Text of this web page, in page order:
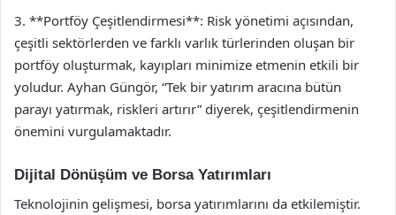
3. **Portföy Çeşitlendirmesi**: Risk yönetimi açısından,
çeşitli sektörlerden ve farklı varlık türlerinden oluşan bir
portföy oluşturmak, kayıpları minimize etmenin etkili bir
yoludur. Ayhan Güngör, “Tek bir yatırım aracına bütün
parayı yatırmak, riskleri artırır” diyerek, çeşitlendirmenin
önemini vurgulamaktadır.
Dijital Dönüşüm ve Borsa Yatırımları
Teknolojinin gelişmesi, borsa yatırımlarını da etkilemiştir.